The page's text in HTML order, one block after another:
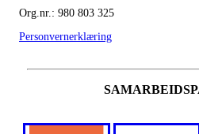
Org.nr.: 980 803 325
Personvernerklæring